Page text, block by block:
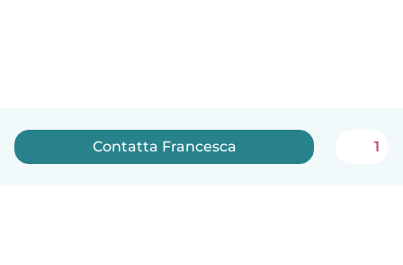
Contatta Francesca 1